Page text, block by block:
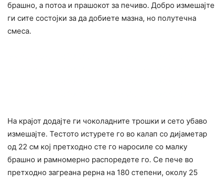
брашно, а потоа и прашокот за печиво. Добро измешајте
ги сите состојки за да добиете мазна, но полутечна
смеса.
На крајот додајте ги чоколадните трошки и сето убаво
измешајте. Тестото истурете го во калап со дијаметар
од 22 см кој претходно сте го наросиле со малку
брашно и рамномерно распоредете го. Се пече во
претходно загреана рерна на 180 степени, околу 25